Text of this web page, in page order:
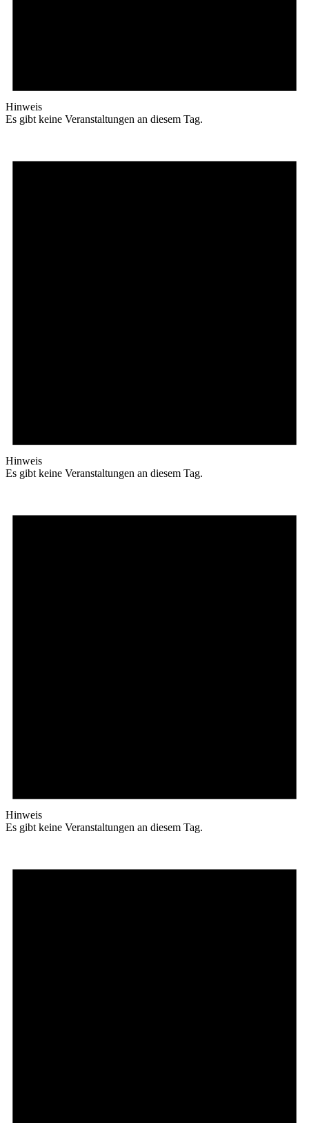
Hinweis
Es gibt keine Veranstaltungen an diesem Tag.
Hinweis
Es gibt keine Veranstaltungen an diesem Tag.
Hinweis
Es gibt keine Veranstaltungen an diesem Tag.